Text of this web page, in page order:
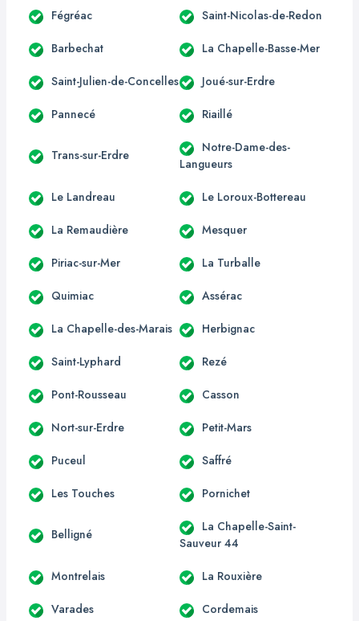
Fégréac Saint-Nicolas-de-Redon
Barbechat La Chapelle-Basse-Mer
Saint-Julien-de-Concelles Joué-sur-Erdre
Pannecé Riaillé
Trans-sur-Erdre
Notre-Dame-des-
Langueurs
Le Landreau Le Loroux-Bottereau
La Remaudière Mesquer
Piriac-sur-Mer La Turballe
Quimiac Assérac
La Chapelle-des-Marais Herbignac
Saint-Lyphard Rezé
Pont-Rousseau Casson
Nort-sur-Erdre Petit-Mars
Puceul Saffré
Les Touches Pornichet
Belligné
La Chapelle-Saint-
Sauveur 44
Montrelais La Rouxière
Varades Cordemais